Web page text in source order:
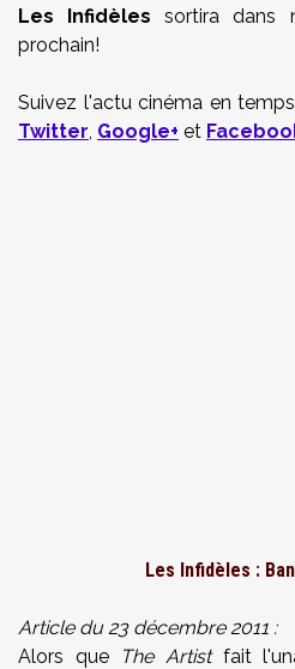
Les Infidèles sortira dans
prochain!
Suivez l'actu cinéma en
Twitter, Google+ et
Les Infidèles :
Article du 23 décembre 2011 :
Alors que
The Artistfait